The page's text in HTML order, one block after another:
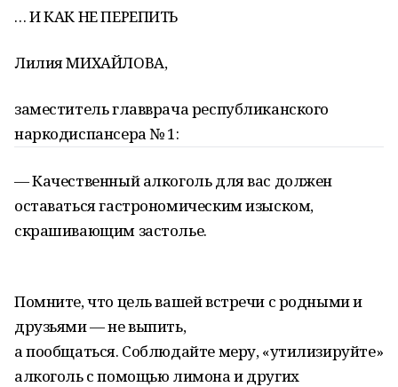
… И КАК НЕ ПЕРЕПИТЬ
Лилия МИХАЙЛОВА,
заместитель главврача республиканского
наркодиспансера № 1:
— Качественный алкоголь для вас должен
оставаться гастрономическим изыском,
скрашивающим застолье.
Помните, что цель вашей встречи с родными и
друзьями — не выпить,
а пообщаться. Соблюдайте меру, «утилизируйте»
алкоголь с помощью лимона и других